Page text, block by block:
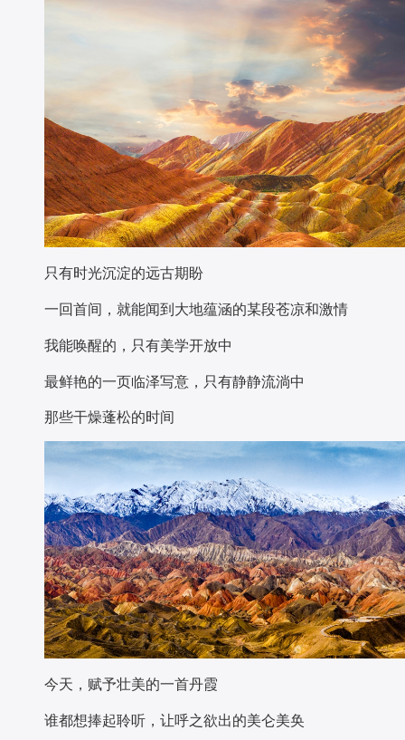
只有时光沉淀的远古期盼
一回首间，就能闻到大地蕴涵的某段苍凉和激情
我能唤醒的，只有美学开放中
最鲜艳的一页临泽写意，只有静静流淌中
那些干燥蓬松的时间
今天，赋予壮美的一首丹霞
谁都想捧起聆听，让呼之欲出的美仑美奂